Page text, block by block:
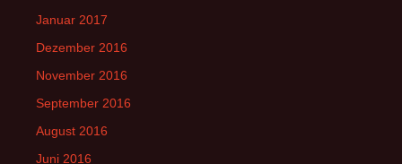
Januar 2017
Dezember 2016
November 2016
September 2016
August 2016
Juni 2016